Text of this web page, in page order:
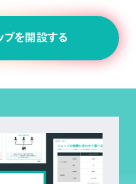
プを開設する